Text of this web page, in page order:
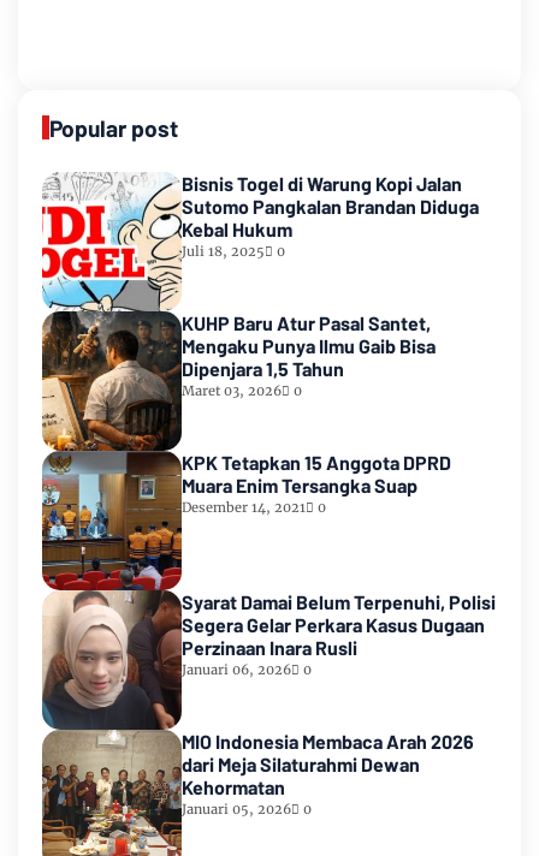
Popular post
Bisnis Togel di Warung Kopi Jalan
Sutomo Pangkalan Brandan Diduga
Kebal Hukum
Juli 18, 2025 0
KUHP Baru Atur Pasal Santet,
Mengaku Punya Ilmu Gaib Bisa
Dipenjara 1,5 Tahun
Maret 03, 2026 0
KPK Tetapkan 15 Anggota DPRD
Muara Enim Tersangka Suap
Desember 14, 2021 0
Syarat Damai Belum Terpenuhi, Polisi
Segera Gelar Perkara Kasus Dugaan
Perzinaan Inara Rusli
Januari 06, 2026 0
MIO Indonesia Membaca Arah 2026
dari Meja Silaturahmi Dewan
Kehormatan
Januari 05, 2026 0